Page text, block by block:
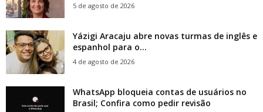
5 de agosto de 2026
Yázigi Aracaju abre novas turmas de inglês e
espanhol para o...
4 de agosto de 2026
WhatsApp bloqueia contas de usuários no
Brasil; Confira como pedir revisão